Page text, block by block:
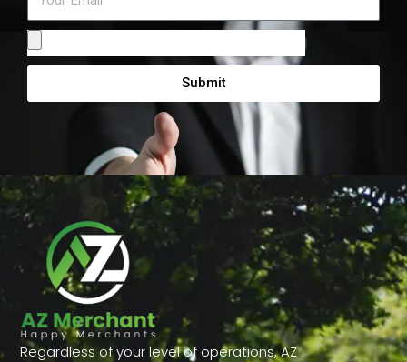
From
Submit
Regardless of your level of operations, AZ